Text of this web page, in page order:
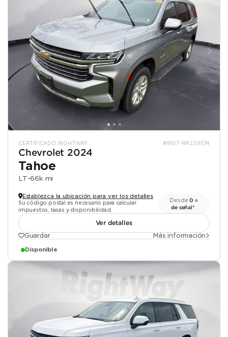
CERTIFICADO RIGHTWAY #9107-RR239574
Chevrolet 2024
Tahoe
LT-66k mi
Establezca la ubicación para ver los detalles
Su código postal es necesario para calcular
impuestos, tasas y disponibilidad.
Desde0 ¤
de señal*
Ver detalles
Guardar
Más información
Disponible